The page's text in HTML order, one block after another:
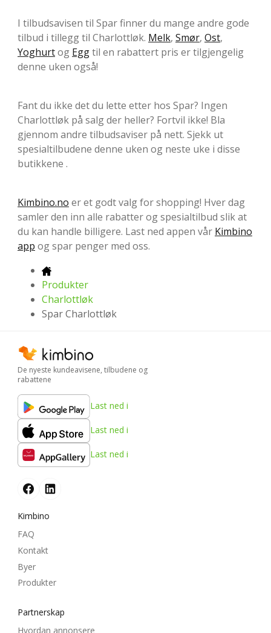
I tilbudsavisen til Spar finner du mange andre gode
tilbud i tillegg til Charlottløk. Melk, Smør, Ost,
Yoghurtog Eggtil en rabattert pris er tilgjengelig
denne uken også!
Fant du ikke det du lette etter hos Spar? Ingen
Charlottløk på salg der heller? Fortvil ikke! Bla
gjennom andre tilbudsaviser på nett. Sjekk ut
spesialtilbudene denne uken og neste uke i disse
butikkene .
Kimbino.no er et godt valg for shopping! Hver dag
samler den inn alle rabatter og spesialtilbud slik at
du kan handle billigere. Last ned appen vår Kimbino
app og spar penger med oss.
Produkter
Charlottløk
Spar Charlottløk
De nyeste kundeavisene, tilbudene og
rabattene
Last ned i
Last ned i
Last ned i
Kimbino
FAQ
Kontakt
Byer
Produkter
Partnerskap
Hvordan annonsere